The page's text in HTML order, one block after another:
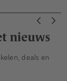
nieuws
deals en